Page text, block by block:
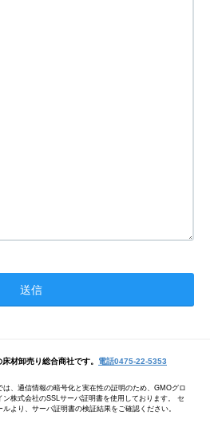
材卸売り総合商社です。 電話0475-22-5353
は、通信情報の暗号化と実在性の証明のため、GMOグロ
ン株式会社のSSLサーバ証明書を使用しております。 セ
ルより、サーバ証明書の検証結果をご確認ください。